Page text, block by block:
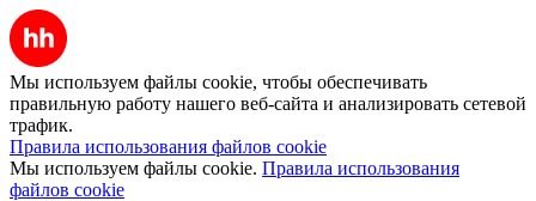
Мы используем файлы cookie, чтобы обеспечивать
правильную работу нашего веб-сайта и анализировать сетевой
трафик.
Правила использования файлов cookie
Мы используем файлы cookie. Правила использования
файлов cookie